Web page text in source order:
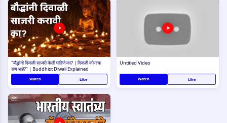
"बौद्धांनी दिवाळी साजरी केली पाहिजे का? | दिवाळी कोणाचा
सण आहे?" | Buddhist Diwali Explained
Watch Like
Untitled Video
Watch Like